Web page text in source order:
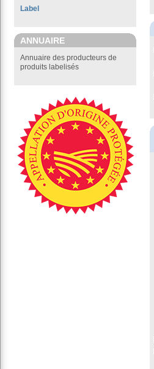
Label
ANNUAIRE
Annuaire des producteurs de
produits labelisés